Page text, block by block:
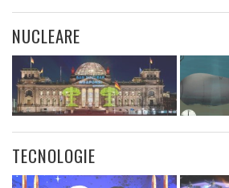
NUCLEARE
TECNOLOGIE